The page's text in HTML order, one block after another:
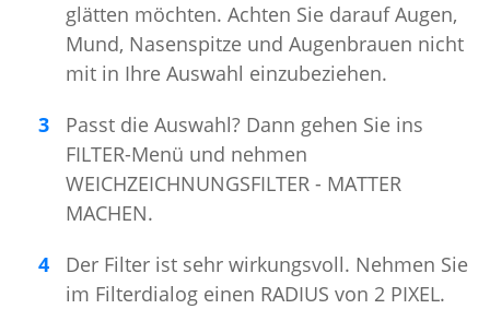
glätten möchten. Achten Sie darauf Augen,
Mund, Nasenspitze und Augenbrauen nicht
mit in Ihre Auswahl einzubeziehen.
Passt die Auswahl? Dann gehen Sie ins
FILTER-Menü und nehmen
WEICHZEICHNUNGSFILTER - MATTER
MACHEN.
Der Filter ist sehr wirkungsvoll. Nehmen Sie
im Filterdialog einen RADIUS von 2 PIXEL.